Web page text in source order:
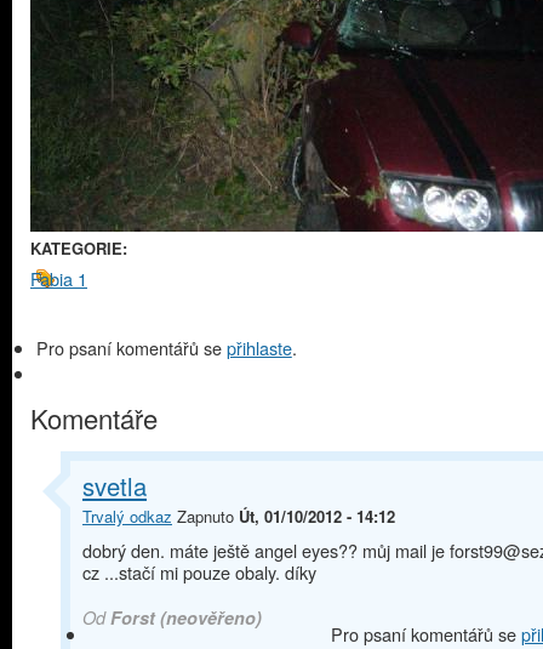
KATEGORIE:
Fabia 1
Pro psaní komentářů sepřihlaste.
Komentáře
svetla
Trvalý odkaz Zapnuto Út, 01/10/2012 - 14:12
dobrý den. máte ještě angel eyes?? můj mail je
cz ...stačí mi pouze obaly. díky
OdForst (neověřeno)
Pro psaní komentářů se